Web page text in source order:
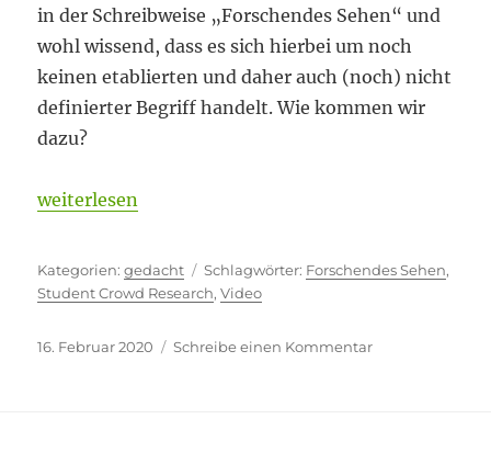
in der Schreibweise „Forschendes Sehen“ und
wohl wissend, dass es sich hierbei um noch
keinen etablierten und daher auch (noch) nicht
definierter Begriff handelt. Wie kommen wir
dazu?
„Sehend durch die Welt gehen“
weiterlesen
Kategorien
gedacht Schlagwörter
Forschendes Sehen,
Student Crowd Research,Video
Veröffentlicht
16. Februar 2020 Schreibe einen Kommentarzu